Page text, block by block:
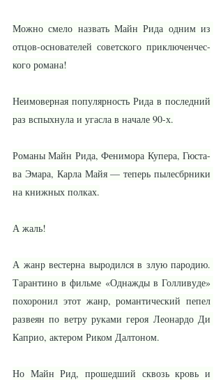
Мож­но сме­ло на­звать Майн Ри­да од­ним из
от­цов-ос­но­ва­те­лей со­вет­ско­го при­клю­чен­чес­
ко­го ро­ма­на!
Не­имо­вер­ная по­пу­ляр­ность Ри­да в по­след­ний
раз вспых­ну­ла и угас­ла в на­ча­ле 90-х.
Ро­ма­ны Майн Ри­да, Фе­нимо­ра Ку­пе­ра, Гюс­та­
ва Эма­ра, Кар­ла Майя — те­перь пы­лес­б­р­ни­ки
на книж­ных пол­ках.
А жаль!
А жанр вес­тер­на вы­ро­дил­ся в злую па­ро­дию.
Та­ран­ти­но в филь­ме «Од­наж­ды в Гол­ли­ву­де»
по­хо­ро­нил этот жанр, ро­ман­ти­чес­кий пе­пел
раз­ве­ян по вет­ру ру­ка­ми ге­роя Лео­нар­до Ди
Кап­рио, ак­те­ром Ри­ком Дал­то­ном.
Но Майн Рид, про­шед­ший сквозь кровь и